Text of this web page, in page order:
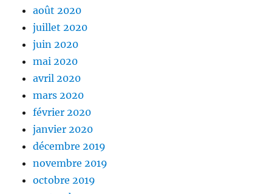
août 2020
juillet 2020
juin 2020
mai 2020
avril 2020
mars 2020
février 2020
janvier 2020
décembre 2019
novembre 2019
octobre 2019